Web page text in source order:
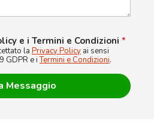
e i Termini e Condizioni *
la Privacy Policy ai sensi
GDPR e iTermini e Condizioni.